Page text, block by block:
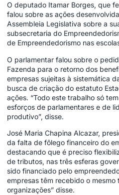
O deputado Itamar Borges, que
falou sobre as ações
Assembleia Legislativa sobre a
subsecretaria do
de Empreendedorismo nas
O parlamentar falou sobre o
Fazenda para o retorno dos
empresas sujeitas à sistemática
busca de criação do estatuto
ações. “Todo este trabalho só
esforços de parlamentares e de
produtivo”, disse.
José Maria Chapina Alcazar,
da falta de fôlego financeiro do
destacando que é preciso
de tributos, nas três esferas
sido financiado pelo
empresas têm recebido o
organizações” disse.